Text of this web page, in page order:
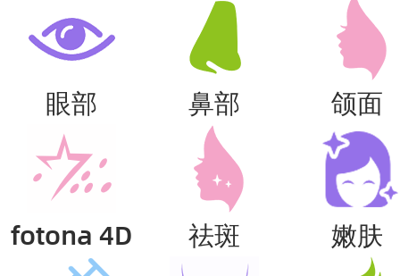
眼部 鼻部 颌面
fotona 4D 祛斑 嫩肤